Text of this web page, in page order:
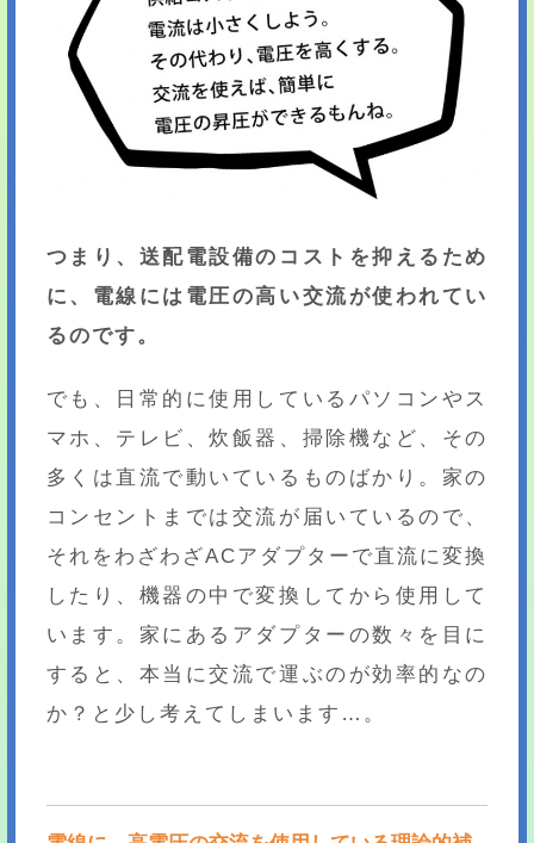
つまり、送配電設備のコストを抑えるため
に、電線には電圧の高い交流が使われてい
るのです。
でも、日常的に使用しているパソコンやス
マホ、テレビ、炊飯器、掃除機など、その
多くは直流で動いているものばかり。家の
コンセントまでは交流が届いているので、
それをわざわざACアダプターで直流に変換
したり、機器の中で変換してから使用して
います。家にあるアダプターの数々を目に
すると、本当に交流で運ぶのが効率的なの
か？と少し考えてしまいます…。